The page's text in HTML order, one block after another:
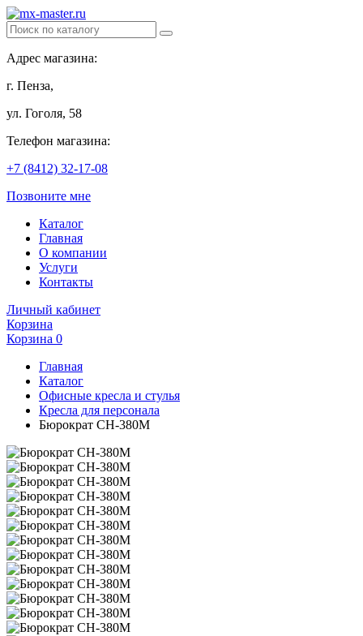
Адрес магазина:
г. Пенза,
ул. Гоголя, 58
Телефон магазина:
+7 (8412) 32-17-08
Позвоните мне
Каталог
Главная
О компании
Услуги
Контакты
Личный кабинет
Корзина
Корзина 0
Главная
Каталог
Офисные кресла и стулья
Кресла для персонала
Бюрократ CH-380M